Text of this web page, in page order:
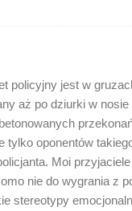
policyjny jest w
aż po dziurki w
tylko oponentów
Moi
nie do wygrania z
stereotypy